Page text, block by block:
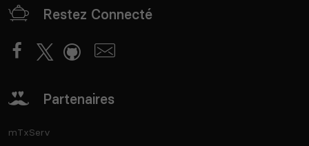
Restez Connecté
Partenaires
mTxServ